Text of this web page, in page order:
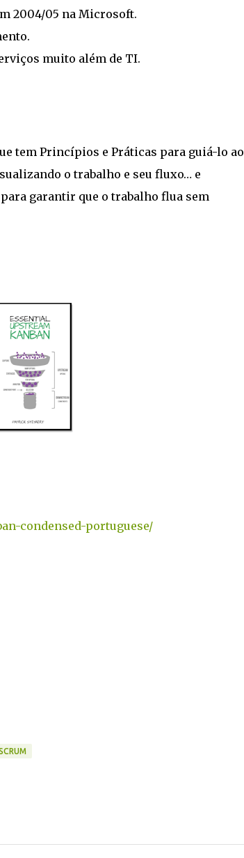
2004/05 na Microsoft.
muito além de TI.
tem Princípios e Práticas para guiá-lo ao
o trabalho e seu fluxo… e
garantir que o trabalho flua sem
condensed-portuguese/